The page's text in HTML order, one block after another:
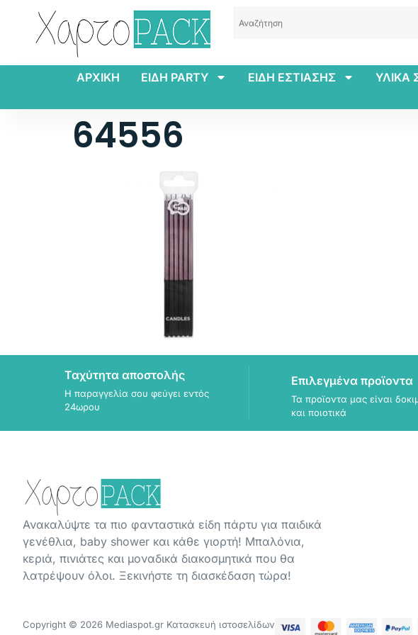
ΑΡΧΙΚΗ ΕΙΔΗ PARTY ΕΙΔΗ ΕΣΤΙΑΣΗΣ ΥΛΙΚΑ
64556
Ταχύτητα αποστολής
Η παραγγελία σου φεύγει εντός
24ωρου
Επιλεγμένα προϊοντα
Τα προϊοντα μας είναι
και ποιοτικά
Ανακαλύψτε τα πιο φανταστικά είδη πάρτυ για παιδικά
γενέθλια, baby shower και κάθε γιορτή! Μπαλόνια,
κεριά, πινιάτες και μοναδικά διακοσμητικά που θα
λατρέψουν όλοι. Ξεκινήστε τη διασκέδαση τώρα!
Copyright © 2026 Mediaspot.gr Κατασκευή ιστοσελίδων